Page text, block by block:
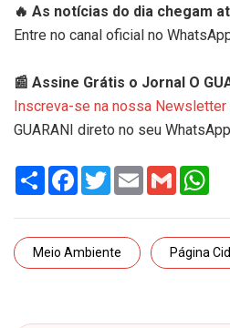
🔥 As notícias do dia chegam
Entre no canal oficial no
📰 Assine Grátis o Jornal O
Inscreva-se na nossa Newsletter
GUARANI direto no seu
Share Facebook
TwitterEmail Gmail
Meio Ambiente Página